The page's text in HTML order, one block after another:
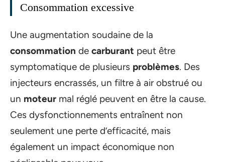
Consommation excessive
Une augmentation soudaine de la
consommation de carburant peut être
symptomatique de plusieurs problèmes. Des
injecteurs encrassés, un filtre à air obstrué ou
un moteur mal réglé peuvent en être la cause.
Ces dysfonctionnements entraînent non
seulement une perte d’efficacité, mais
également un impact économique non